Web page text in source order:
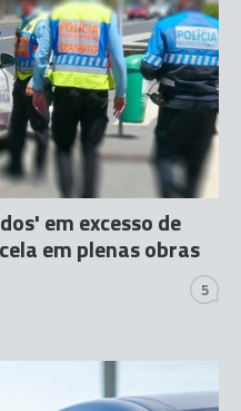
em excesso de
em plenas obras
5